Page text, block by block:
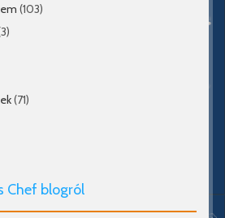
(103)
(71)
Chef blogról